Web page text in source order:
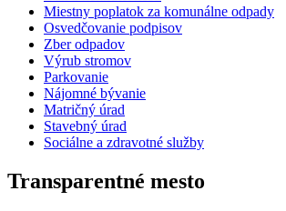
Miestny poplatok za komunálne odpady
Osvedčovanie podpisov
Zber odpadov
Výrub stromov
Parkovanie
Nájomné bývanie
Matričný úrad
Stavebný úrad
Sociálne a zdravotné služby
Transparentné mesto